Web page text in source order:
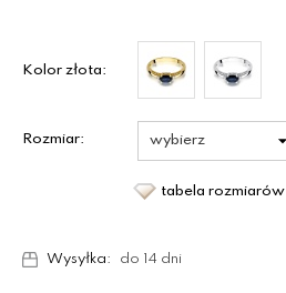
Kolor złota:
Rozmiar:
tabela rozmiarów
Wysyłka: do 14 dni